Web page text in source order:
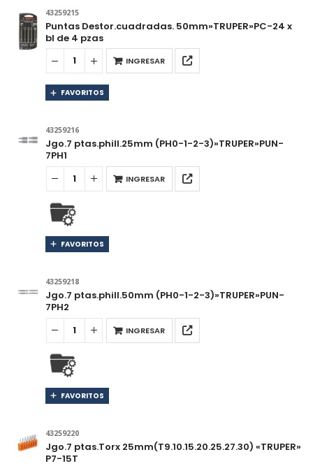
43259215
Puntas Destor.cuadradas. 50mm»TRUPER»PC-24 x
bl de 4 pzas
INGRESAR
FAVORITOS
43259216
Jgo.7 ptas.phill.25mm (PH0-1-2-3)»TRUPER»PUN-
7PH1
INGRESAR
FAVORITOS
43259218
Jgo.7 ptas.phill.50mm (PH0-1-2-3)»TRUPER»PUN-
7PH2
INGRESAR
FAVORITOS
43259220
Jgo.7 ptas.Torx 25mm(T9.10.15.20.25.27.30) «TRUPER»
P7-15T